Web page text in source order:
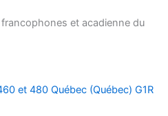
et acadienne du
et 480 Québec (Québec) G1R